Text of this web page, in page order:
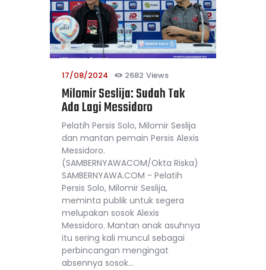
Klasemen
17/08/2024 2682 Views
Milomir Seslija: Sudah Tak
Ada Lagi Messidoro
Pelatih Persis Solo, Milomir Seslija
dan mantan pemain Persis Alexis
Messidoro.
(SAMBERNYAWACOM/Okta Riska)
SAMBERNYAWA.COM - Pelatih
Persis Solo, Milomir Seslija,
meminta publik untuk segera
melupakan sosok Alexis
Messidoro. Mantan anak asuhnya
itu sering kali muncul sebagai
perbincangan mengingat
absennya sosok…